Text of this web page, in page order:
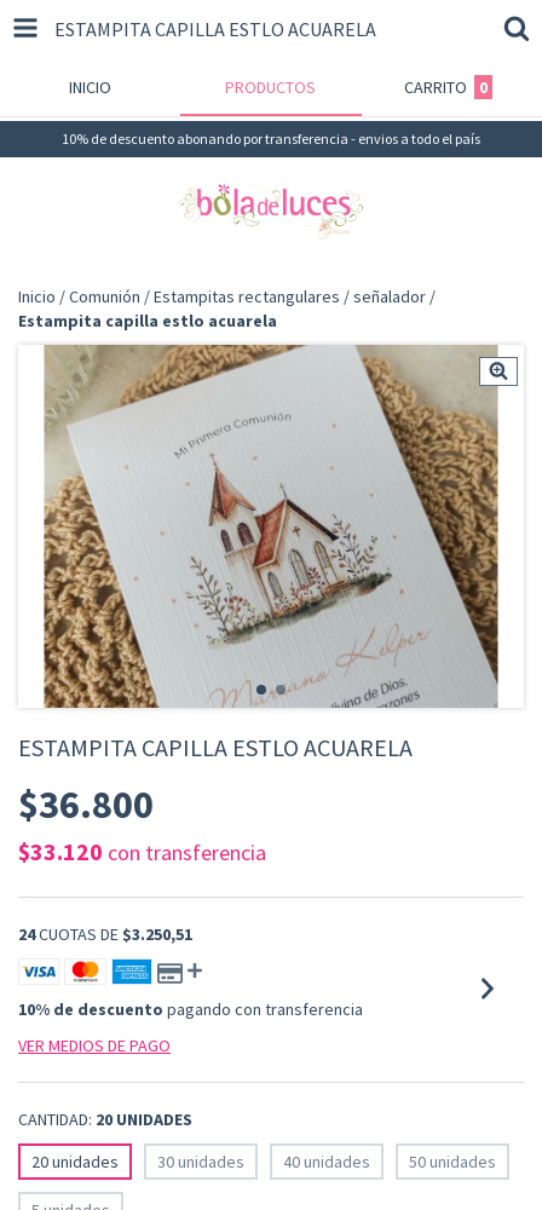
ESTAMPITA CAPILLA ESTLO ACUARELA
INICIO PRODUCTOS CARRITO 0
10% de descuento abonando por transferencia - envios a todo el país
Inicio /Comunión /Estampitas rectangulares / señalador /
Estampita capilla estlo acuarela
ESTAMPITA CAPILLA ESTLO ACUARELA
$36.800
$33.120 con transferencia
24CUOTAS DE $3.250,51
10% de descuento pagando con transferencia
VER MEDIOS DE PAGO
CANTIDAD: 20 UNIDADES
20 unidades
30 unidades 40 unidades 50 unidades